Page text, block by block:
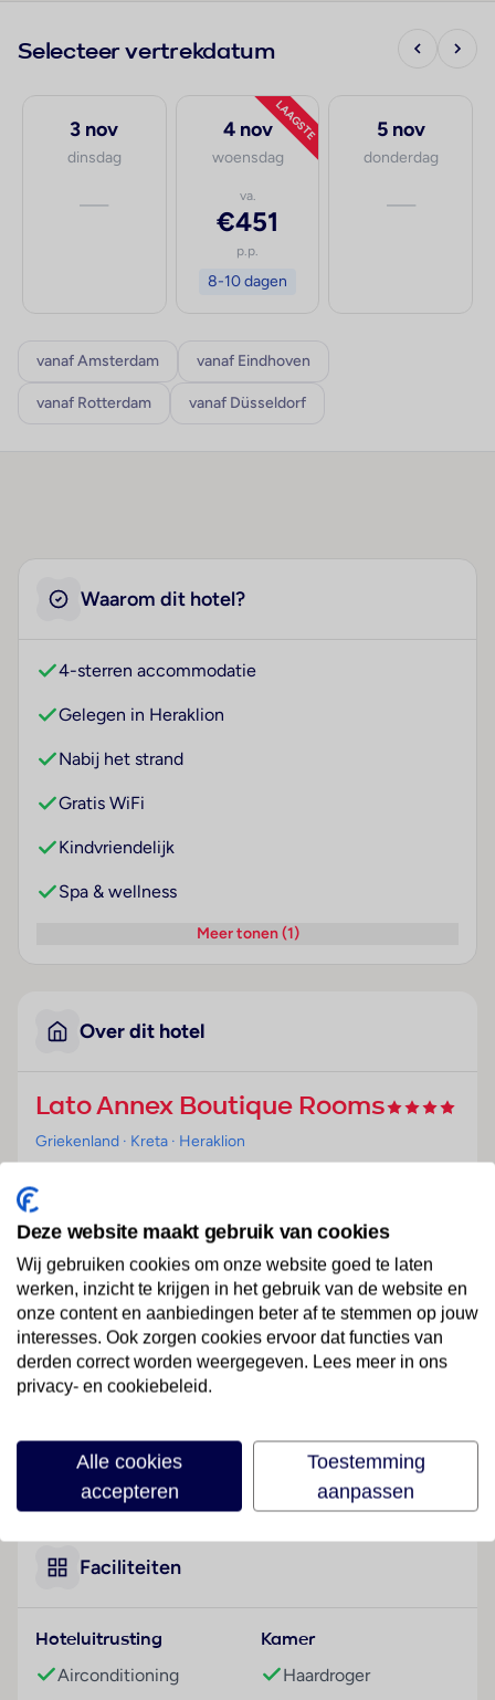
Selecteer vertrekdatum
3 nov
dinsdag
—
LAAGSTE
4 nov
woensdag
va.
€451
p.p.
8-10 dagen
5 nov
donderdag
—
vanaf Amsterdam vanaf Eindhoven
vanaf Rotterdam vanaf Düsseldorf
Waarom dit hotel?
4-sterren accommodatie
Gelegen in Heraklion
Nabij het strand
Gratis WiFi
Kindvriendelijk
Spa & wellness
Meer tonen (1)
Over dit hotel
Lato Annex Boutique Rooms
Griekenland · Kreta · Heraklion
Ligging
Dit hotel ligt op ongeveer 5 km van het strand,
centraal in Heraklion.
Hotelfaciliteiten
Het vriendelijke personeel aan de receptie is graag bij
alle vragen behulpzaam. Een bagagedepot en een
kluis behoren tot de faciliteiten van het verblijf. In de
hotel beschikt over faciliteiten voor
rolstoelgebruikers en een lift. Er zijn ook winkels. Tot
de overige voorzieningen van het hotel behoort een
bibliotheek. De gasten die met de auto komen,
kunnen in een garage of op de parkeerplaats parkeren.
autoverhuur, een medische dienst, een
transferservice, kamerservice, een wasservice en een
Faciliteiten
Hoteluitrusting
Airconditioning
Kamer
Haardroger
Deze website maakt gebruik van cookies
Wij gebruiken cookies om onze website goed te laten
werken, inzicht te krijgen in het gebruik van de website en
onze content en aanbiedingen beter af te stemmen op jouw
interesses. Ook zorgen cookies ervoor dat functies van
derden correct worden weergegeven. Lees meer in ons
privacy- en cookiebeleid.
Alle cookies
accepteren
Toestemming
aanpassen